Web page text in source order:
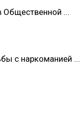
Общественной ...
с наркоманией ...